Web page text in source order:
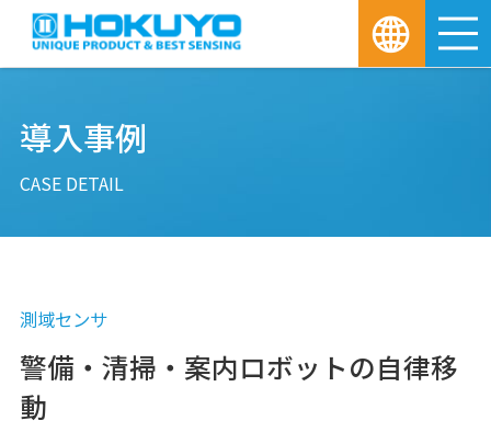
導入事例
CASE DETAIL
測域センサ
警備・清掃・案内ロボットの自律移
動